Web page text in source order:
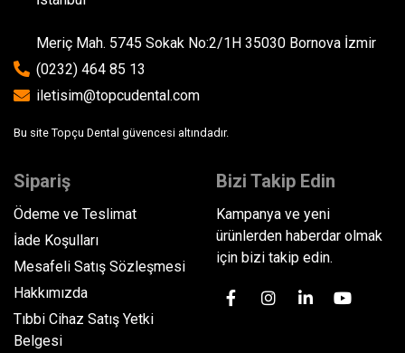
Meriç Mah. 5745 Sokak No:2/1H 35030 Bornova İzmir
(0232) 464 85 13
iletisim@topcudental.com
Bu site Topçu Dental güvencesi altındadır.
Sipariş
Ödeme ve Teslimat
İade Koşulları
Mesafeli Satış Sözleşmesi
Hakkımızda
Tıbbi Cihaz Satış Yetki
Belgesi
Bizi Takip Edin
Kampanya ve yeni
ürünlerden haberdar olmak
için bizi takip edin.